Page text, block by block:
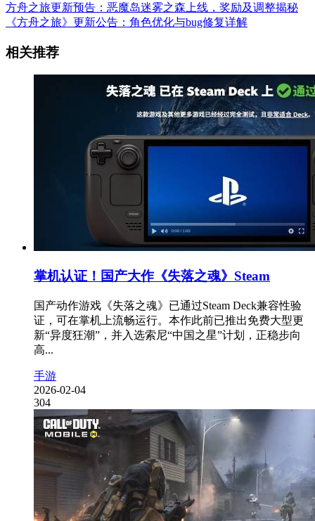
方舟之旅更新预告：恶魔岛迷雾之森上线，奖励及调整揭秘
《方舟之旅》更新公告：角色优化与bug修复详解
相关推荐
掌机认证！国产大作《失落之魂》Steam
国产动作游戏《失落之魂》已通过Steam Deck兼容性验
证，可在掌机上流畅运行。本作此前已推出免费大型更
新“异度狂潮”，并入选索尼“中国之星”计划，正稳步向
高...
手游
2026-02-04
304